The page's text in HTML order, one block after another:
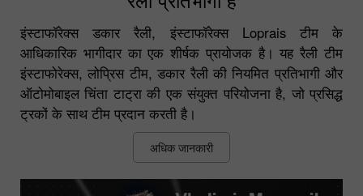
इंस्टाफॉरेक्स डकार रैली, इंस्टाफॉरेक्स Loprais टीम के
आधिकारिक भागीदार का एक शीर्षक प्रायोजक है। यह रैली टीम
इंस्टाफोरेक्स, लोप्रिस टीम, डकार रैली की नियमित प्रतिभागी और
ऑटोमोबाइल चिंता टाट्रा की एक संयुक्त परियोजना है, जो प्रसिद्ध
ट्रकों के साथ टीम प्रदान करती है।
अधिक जानकारी